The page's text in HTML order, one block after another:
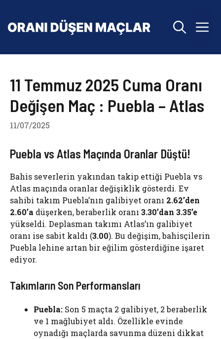
11 Temmuz 2025 Cuma Oranı
Değişen Maç : Puebla – Atlas
11/07/2025
Puebla vs Atlas Maçında Oranlar Düştü!
Bahis severlerin yakından takip ettiği Puebla vs
Atlas maçında oranlar değişiklik gösterdi. Ev
sahibi takım Puebla’nın galibiyet oranı 2.62’den
2.60’a düşerken, beraberlik oranı 3.30’dan 3.35’e
yükseldi. Deplasman takımı Atlas’ın galibiyet
oranı ise sabit kaldı (3.00). Bu değişim, bahisçilerin
Puebla lehine artan bir eğilim gösterdiğine işaret
ediyor.
Takımların Son Performansları
Puebla: Son 5 maçta 2 galibiyet, 2 beraberlik
ve 1 mağlubiyet aldı. Özellikle evinde
oynadığı maçlarda savunma düzeni dikkat